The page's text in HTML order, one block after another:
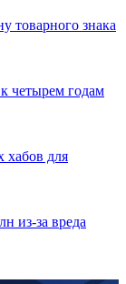
товарного знака
четырем годам
хабов для
из-за вреда